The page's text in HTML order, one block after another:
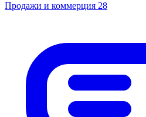
Продажи и коммерция 28